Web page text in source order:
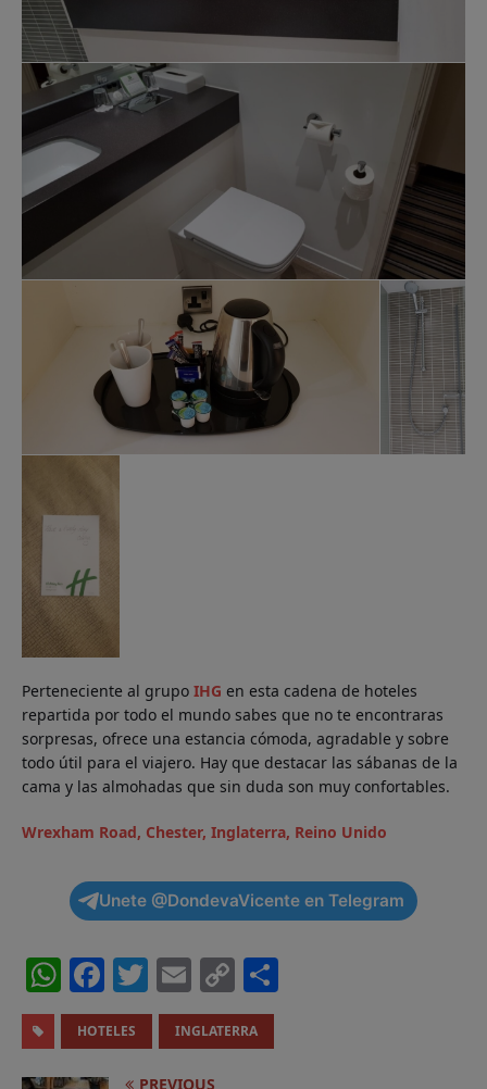
Perteneciente al grupo IHG en esta cadena de hoteles
repartida por todo el mundo sabes que no te encontraras
sorpresas, ofrece una estancia cómoda, agradable y sobre
todo útil para el viajero. Hay que destacar las sábanas de la
cama y las almohadas que sin duda son muy confortables.
Wrexham Road, Chester, Inglaterra, Reino Unido
Unete @DondevaVicente en Telegram
W
h
a
ts
F
a
c
e
T
w
it
t
E
m
ai
l
C
o
p
HOTELES INGLATERRA
PREVIOUS